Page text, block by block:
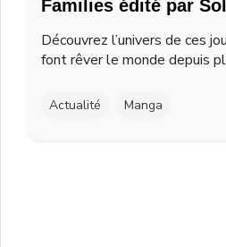
Families édité par
Découvrez l’univers de ces
font rêver le monde depuis
Actualité Manga